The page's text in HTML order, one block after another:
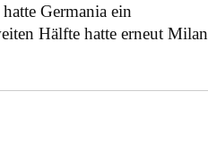
Germania ein
Hälfte hatte erneut Milan